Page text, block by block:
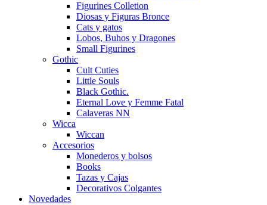
Figurines Colletion
Diosas y Figuras Bronce
Cats y gatos
Lobos, Buhos y Dragones
Small Figurines
Gothic
Cult Cuties
Little Souls
Black Gothic.
Eternal Love y Femme Fatal
Calaveras NN
Wicca
Wiccan
Accesorios
Monederos y bolsos
Books
Tazas y Cajas
Decorativos Colgantes
Novedades